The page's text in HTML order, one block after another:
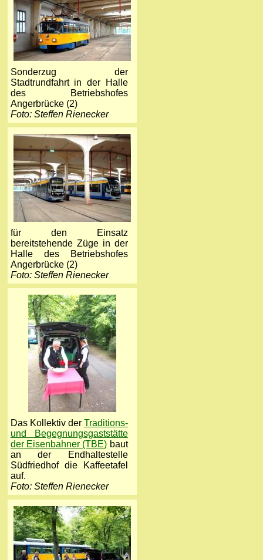
Sonderzug der
Stadtrundfahrt in der Halle
des Betriebshofes
Angerbrücke (2)
Foto: Steffen Rienecker
für den Einsatz
bereitstehende Züge in der
Halle des Betriebshofes
Angerbrücke (2)
Foto: Steffen Rienecker
Das Kollektiv der Traditions-
und Begegnungsgaststätte
der Eisenbahner (TBE) baut
an der Endhaltestelle
Südfriedhof die Kaffeetafel
auf.
Foto: Steffen Rienecker